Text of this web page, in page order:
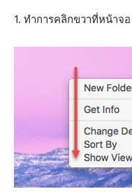
1. ทำการคลิกขวาที่หน้าจ